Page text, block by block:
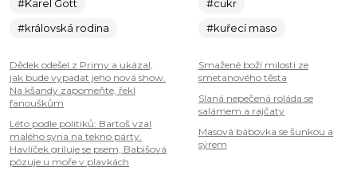
#Karel Gott
#královská rodina
Dědek odešel z Primy a ukázal,
jak bude vypadat jeho nová show.
Na kšandy zapomeňte, řekl
fanouškům
Léto podle politiků: Bartoš vzal
malého syna na tekno párty.
Havlíček griluje se psem, Babišová
pózuje u moře v plavkách
#cukr
#kuřecí maso
Smažené boží milosti ze
smetanového těsta
Slaná nepečená roláda se
salámem a rajčaty
Masová bábovka se šunkou a
sýrem